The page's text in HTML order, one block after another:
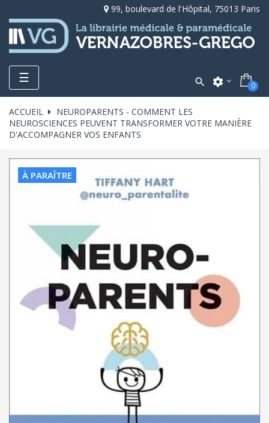
99, boulevard de l'Hôpital, 75013 Paris
Toggle
navigation
☰  settings 0
ACCUEIL
NEUROPARENTS - COMMENT LES
NEUROSCIENCES PEUVENT TRANSFORMER VOTRE MANIÈRE
D'ACCOMPAGNER VOS ENFANTS
À PARAÎTRE